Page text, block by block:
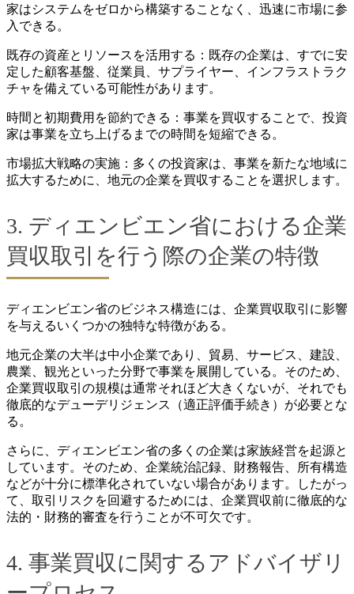
家はシステムをゼロから構築することなく、迅速に市場に参
入できる。
既存の資産とリソースを活用する：既存の企業は、すでに安
定した顧客基盤、従業員、サプライヤー、インフラストラク
チャを備えている可能性があります。
時間と初期費用を節約できる：事業を買収することで、投資
家は事業を立ち上げるまでの時間を短縮できる。
市場拡大戦略の実施：多くの投資家は、事業を新たな地域に
拡大するために、地元の企業を買収することを選択します。
3. ディエンビエン省における企業
買収取引を行う際の企業の特徴
ディエンビエン省のビジネス構造には、企業買収取引に影響
を与えるいくつかの独特な特徴がある。
地元企業の大半は中小企業であり、貿易、サービス、建設、
農業、観光といった分野で事業を展開している。そのため、
企業買収取引の規模は通常それほど大きくないが、それでも
徹底的なデューデリジェンス（適正評価手続き）が必要とな
る。
さらに、ディエンビエン省の多くの企業は家族経営を起源と
しています。そのため、企業統治記録、財務報告、所有構造
などが十分に標準化されていない場合があります。したがっ
て、取引リスクを回避するためには、企業買収前に徹底的な
法的・財務的審査を行うことが不可欠です。
4. 事業買収に関するアドバイザリ